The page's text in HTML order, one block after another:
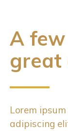
A few
great
Lorem
adipiscing